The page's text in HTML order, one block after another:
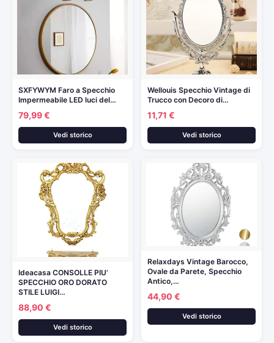
SXFYWYM Faro a Specchio
Impermeabile LED luci del…
79,99 €
Vedi storico
Wellouis Specchio Vintage di
Trucco con Decoro di…
11,71 €
Vedi storico
Ideacasa CONSOLLE PIU’
SPECCHIO ORO DORATO
STILE LUIGI…
88,90 €
Vedi storico
Relaxdays Vintage Barocco,
Ovale da Parete, Specchio
Antico,…
44,90 €
Vedi storico